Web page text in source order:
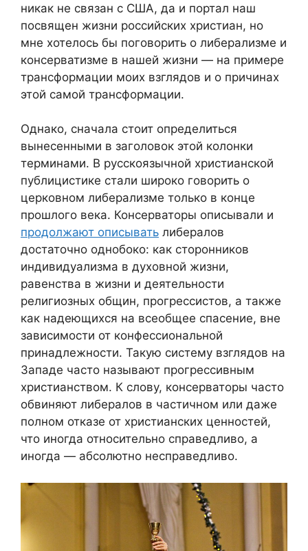
никак не связан с США, да и портал наш
посвящен жизни российских христиан, но
мне хотелось бы поговорить о либерализме и
консерватизме в нашей жизни — на примере
трансформации моих взглядов и о причинах
этой самой трансформации.
Однако, сначала стоит определиться
вынесенными в заголовок этой колонки
терминами. В русскоязычной христианской
публицистике стали широко говорить о
церковном либерализме только в конце
прошлого века. Консерваторы описывали и
продолжают описывать либералов
достаточно однобоко: как сторонников
индивидуализма в духовной жизни,
равенства в жизни и деятельности
религиозных общин, прогрессистов, а также
как надеющихся на всеобщее спасение, вне
зависимости от конфессиональной
принадлежности. Такую систему взглядов на
Западе часто называют прогрессивным
христианством. К слову, консерваторы часто
обвиняют либералов в частичном или даже
полном отказе от христианских ценностей,
что иногда относительно справедливо, а
иногда — абсолютно несправедливо.